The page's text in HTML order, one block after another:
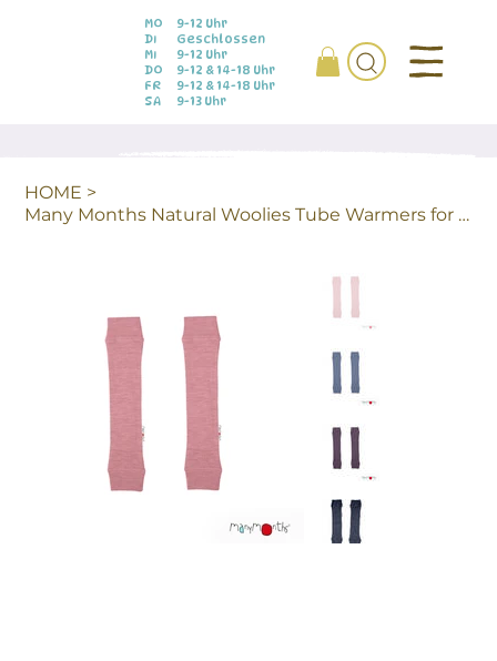
MO
DI
MI
DO
FR
SA
9-12 Uhr
Geschlossen
9-12 Uhr
9-12 & 14-18 Uhr
9-12 & 14-18 Uhr
9-13 Uhr
HOME >
Many Months Natural Woolies Tube Warmers for Arms and Legs